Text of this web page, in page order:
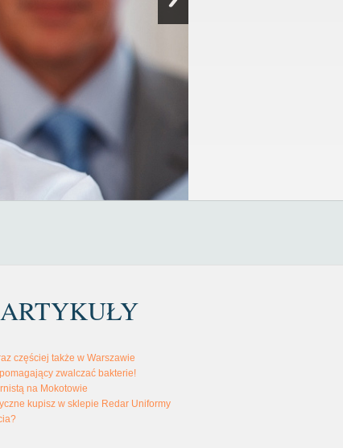
częściej także w Warszawie
zwalczać bakterie!
na Mokotowie
kupisz w sklepie Redar Uniformy